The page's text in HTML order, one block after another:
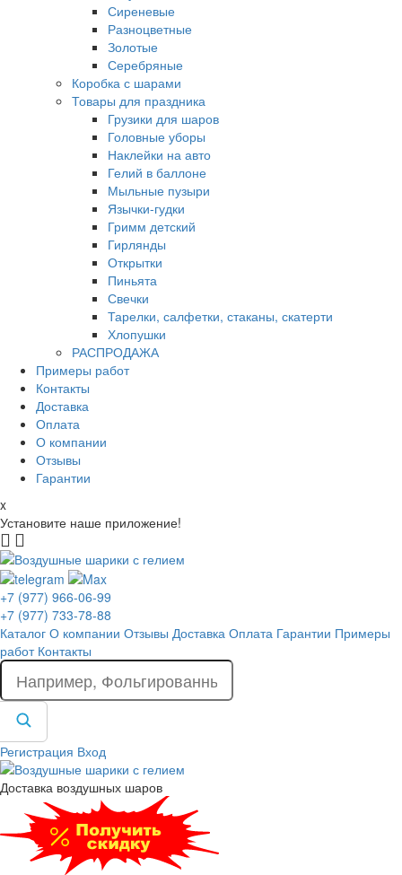
Сиреневые
Разноцветные
Золотые
Серебряные
Коробка с шарами
Товары для праздника
Грузики для шаров
Головные уборы
Наклейки на авто
Гелий в баллоне
Мыльные пузыри
Язычки-гудки
Гримм детский
Гирлянды
Открытки
Пиньята
Свечки
Тарелки, салфетки, стаканы, скатерти
Хлопушки
РАСПРОДАЖА
Примеры работ
Контакты
Доставка
Оплата
О компании
Отзывы
Гарантии
x
Установите наше приложение!
+7 (977) 966-06-99
+7 (977) 733-78-88
Каталог О компании Отзывы Доставка Оплата Гарантии Примеры
работ Контакты
Регистрация Вход
Доставка воздушных шаров